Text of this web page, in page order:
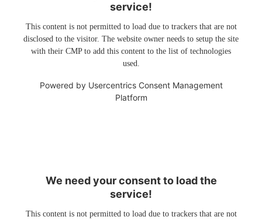
service!
This content is not permitted to load due to trackers that are not
disclosed to the visitor. The website owner needs to setup the site
with their CMP to add this content to the list of technologies
used.
Powered by Usercentrics Consent Management
Platform
We need your consent to load the
service!
This content is not permitted to load due to trackers that are not